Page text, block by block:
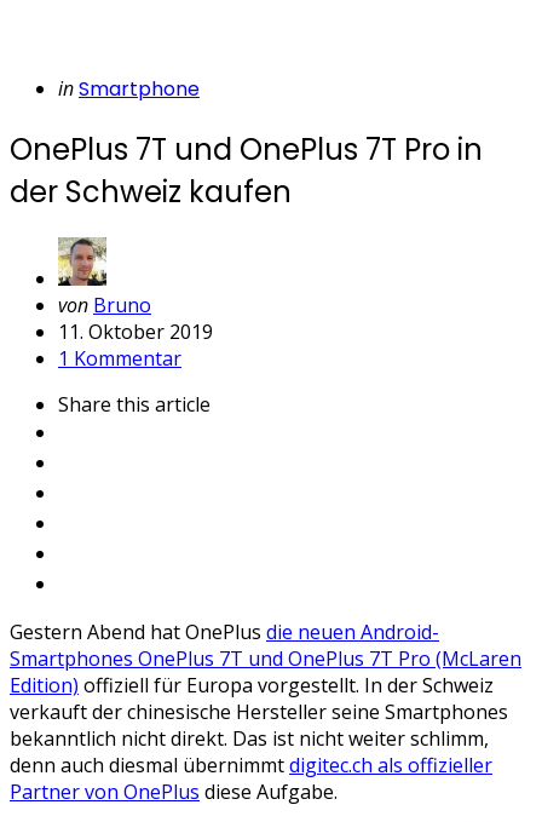
Categories
Posted
inSmartphone
OnePlus 7T und OnePlus 7T Pro in
der Schweiz kaufen
Geschrieben
von
von Bruno
11. Oktober 2019
1 Kommentar
Share this article
Gestern Abend hat OnePlus die neuen Android-
Smartphones OnePlus 7T und OnePlus 7T Pro (McLaren
Edition) offiziell für Europa vorgestellt. In der Schweiz
verkauft der chinesische Hersteller seine Smartphones
bekanntlich nicht direkt. Das ist nicht weiter schlimm,
denn auch diesmal übernimmtdigitec.ch als offizieller
Partner von OnePlus diese Aufgabe.